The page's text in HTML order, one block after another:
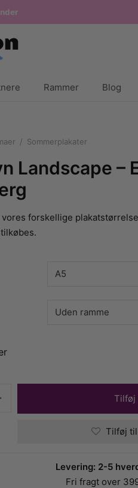
Rammer Blog
/ Sommerplakater
Landscape –
forskellige
Tilføj
Tilføj
Levering: 2-5
Fri fragt over